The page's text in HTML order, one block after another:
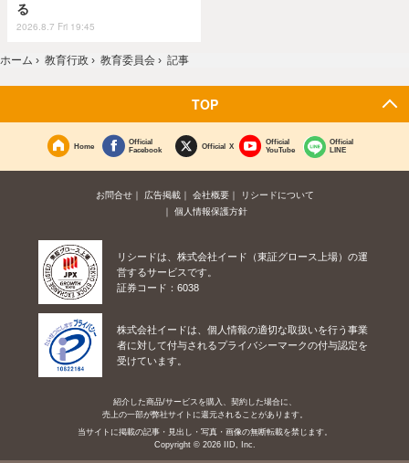
る
2026.8.7 Fri 19:45
ホーム › 教育行政 › 教育委員会 › 記事
TOP
Home
Official
Facebook
Official X
Official
YouTube
Official
LINE
お問合せ 広告掲載 会社概要
リシードについて
個人情報保護方針
リシードは、株式会社イード（東証グロース上場）の運
営するサービスです。
証券コード：6038
株式会社イードは、個人情報の適切な取扱いを行う事業
者に対して付与されるプライバシーマークの付与認定を
受けています。
紹介した商品/サービスを購入、契約した場合に、
売上の一部が弊社サイトに還元されることがあります。
当サイトに掲載の記事・見出し・写真・画像の無断転載を禁じます。
Copyright © 2026 IID, Inc.